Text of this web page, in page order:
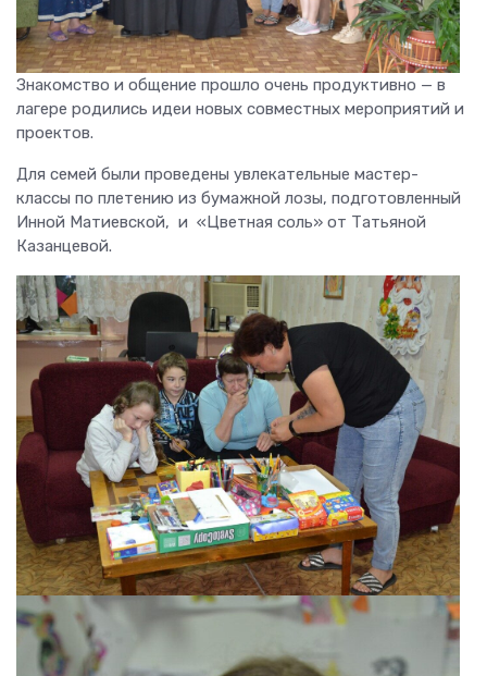
Знакомство и общение прошло очень продуктивно — в
лагере родились идеи новых совместных мероприятий и
проектов.
Для семей были проведены увлекательные мастер-
классы по плетению из бумажной лозы, подготовленный
Инной Матиевской, и «Цветная соль» от Татьяной
Казанцевой.